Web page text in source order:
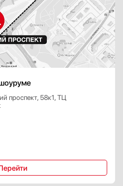
проспект, 58к1, ТЦ